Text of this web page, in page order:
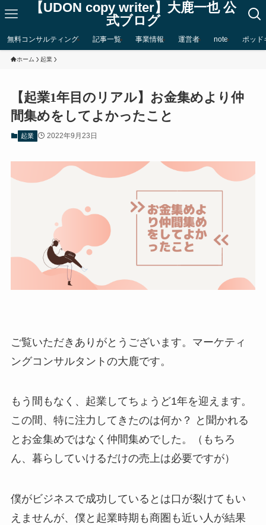
【UDON copy writer】大鹿一也 公
式ブログ
無料コンサルティング 記事一覧 事業情報 運営者 note ポッド
ホーム 起業
【起業1年目のリアル】お金集めより仲
間集めをしてよかったこと
起業 2022年9月23日
ご覧いただきありがとうございます。マーケティ
ングコンサルタントの大鹿です。
もう間もなく、起業してちょうど1年を迎えます。
この間、特に注力してきたのは何か？ と聞かれる
とお金集めではなく仲間集めでした。（もちろ
ん、暮らしていけるだけの売上は必要ですが）
僕がビジネスで成功しているとは口が裂けてもい
えませんが、僕と起業時期も商圏も近い人が結果